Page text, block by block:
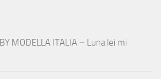
MODELLA ITALIA – Luna lei mi